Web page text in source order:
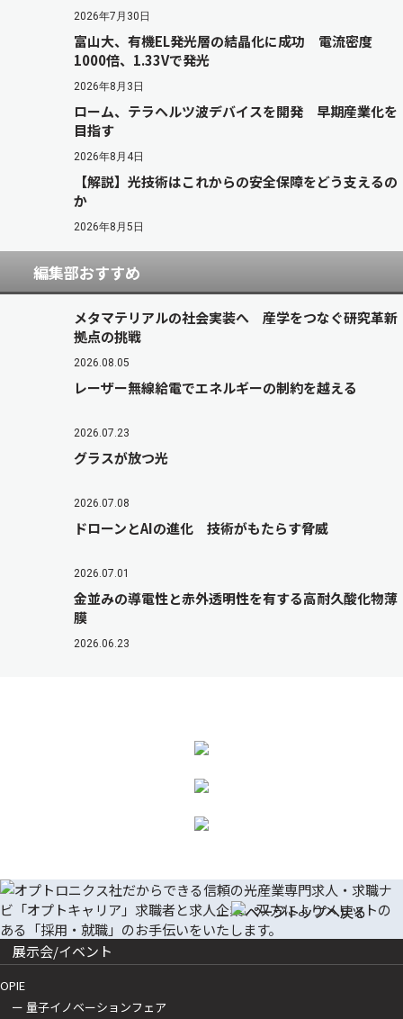
2026年7月30日
富山大、有機EL発光層の結晶化に成功 電流密度
1000倍、1.33Vで発光
2026年8月3日
ローム、テラヘルツ波デバイスを開発 早期産業化を
目指す
2026年8月4日
【解説】光技術はこれからの安全保障をどう支えるの
か
2026年8月5日
編集部おすすめ
メタマテリアルの社会実装へ 産学をつなぐ研究革新
拠点の挑戦
2026.08.05
レーザー無線給電でエネルギーの制約を越える
2026.07.23
グラスが放つ光
2026.07.08
ドローンとAIの進化 技術がもたらす脅威
2026.07.01
金並みの導電性と赤外透明性を有する高耐久酸化物薄
膜
2026.06.23
展示会/イベント
OPIE
ー 量子イノベーションフェア